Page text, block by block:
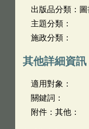
出版品分類：圖
主題分類：
施政分類：
其他詳細資訊
適用對象：
關鍵詞：
附件：其他：